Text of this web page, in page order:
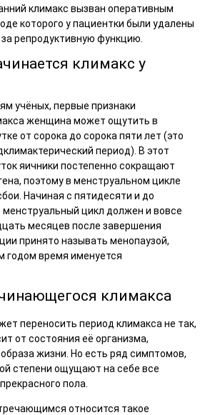
климакс вызван оперативным
которого у пациентки были удалены
репродуктивную функцию.
климакс у
учёных, первые признаки
женщина может ощутить в
от сорока до сорока пяти лет (это
период). В этот
яичники постепенно сокращают
поэтому в менструальном цикле
Начиная с пятидесяти и до
менструальный цикл должен и вовсе
месяцев после завершения
принято называть менопаузой,
годом время именуется
климакса
переносить период климакса не так,
от состояния её организма,
жизни. Но есть ряд симптомов,
степени ощущают на себе все
пола.
относится такое